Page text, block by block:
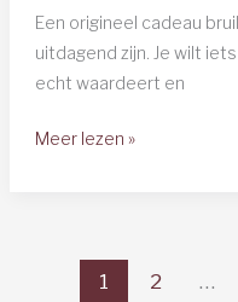
Een origineel cadeau
uitdagend zijn. Je wilt
echt waardeert en
Origineel
Meer lezen »
1 2 …